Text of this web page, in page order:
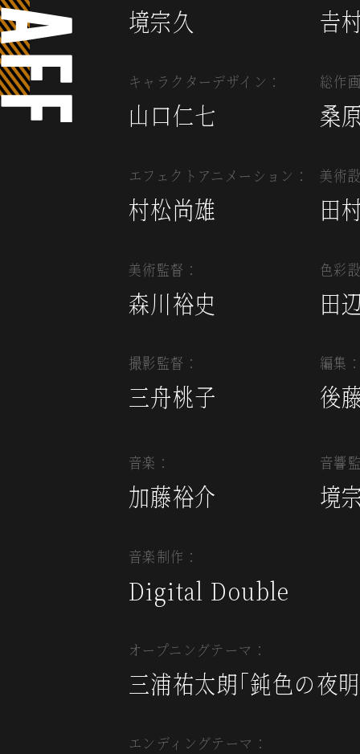
F
F
境宗久 𠮷
キャラクターデザイン：
山口仁七
総作
桑
エフェクトアニメーション：
村松尚雄
美術
田
美術監督：
森川裕史
色彩
田
撮影監督：
三舟桃子
編集
後
音楽：
加藤裕介
音響
境
音楽制作：
Digital Double
オープニングテーマ：
三浦祐太朗｢鈍色の夜
エンディングテーマ：